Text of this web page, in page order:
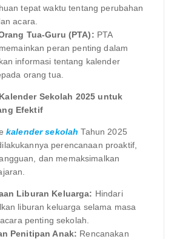
tepat waktu tentang perubahan
acara.
Tua-Guru (PTA): PTA
peran penting dalam
informasi tentang kalender
orang tua.
Sekolah 2025 untuk
Efektif
kalender sekolah Tahun 2025
perencanaan proaktif,
dan memaksimalkan
Liburan Keluarga: Hindari
liburan keluarga selama masa
penting sekolah.
Penitipan Anak: Rencanakan